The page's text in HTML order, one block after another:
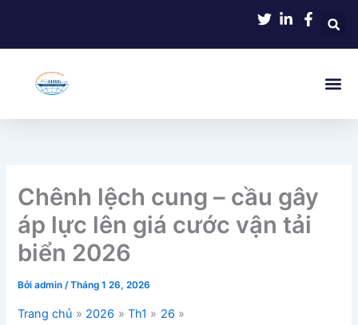
nội
Chênh lệch cung – cầu gây
áp lực lên giá cước vận tải
biển 2026
Bởiadmin/Tháng 1 26, 2026
Trang chủ 2026 Th1
26